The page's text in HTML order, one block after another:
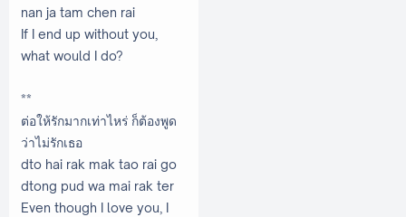
nan ja tam chen rai
If I end up without you,
what would I do?
**
ต่อให้รักมากเท่าไหร่ ก็ต้องพูด
ว่าไม่รักเธอ
dto hai rak mak tao rai go
dtong pud wa mai rak ter
Even though I love you, I